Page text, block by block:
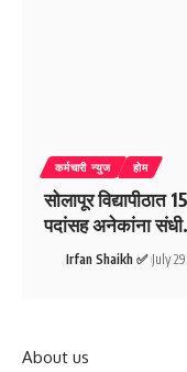
कर्मचारी न्युज होम
सोलापूर विद्यापीठात
पदांसह अनेकांना संधी.
Irfan Shaikh ✅ July
About us